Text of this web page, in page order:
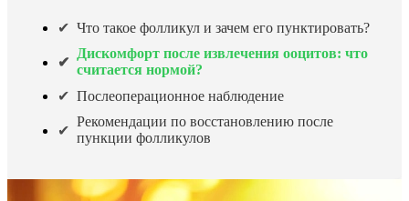
Что такое фолликул и зачем его пунктировать?
Дискомфорт после извлечения ооцитов: что
считается нормой?
Послеоперационное наблюдение
Рекомендации по восстановлению после
пункции фолликулов